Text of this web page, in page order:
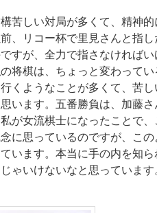
苦しい対局が多くて、精神
リコー杯で里見さんと指し
すが、全力で指さなければ
将棋は、ちょっと変わって
くようなことが多くて、苦
います。五番勝負は、加藤
が女流棋士になったことで
に思っているのですが、こ
います。本当に手の内を知
ゃいけないなと思っていま